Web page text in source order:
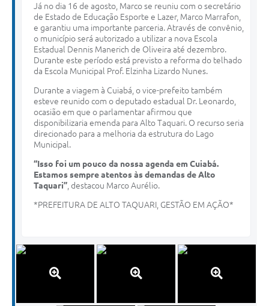
Já no dia 16 de agosto, Marco se reuniu com o secretário
de Estado de Educação Esporte e Lazer, Marco Marrafon,
e garantiu uma importante parceria. Através de convênio,
o município será autorizado a utilizar a nova Escola
Estadual Dennis Manerich de Oliveira até dezembro.
Durante este período está previsto a reforma do telhado
da Escola Municipal Prof. Elzinha Lizardo Nunes.
Durante a viagem à Cuiabá, o vice-prefeito também
esteve reunido com o deputado estadual Dr. Leonardo,
ocasião em que o parlamentar afirmou que
disponibilizaria emenda para Alto Taquari. O recurso seria
direcionado para a melhoria da estrutura do Lago
Municipal.
“Isso foi um pouco da nossa agenda em Cuiabá.
Estamos sempre atentos às demandas de Alto
Taquari” , destacou Marco Aurélio.
*PREFEITURA DE ALTO TAQUARI, GESTÃO EM AÇÃO*